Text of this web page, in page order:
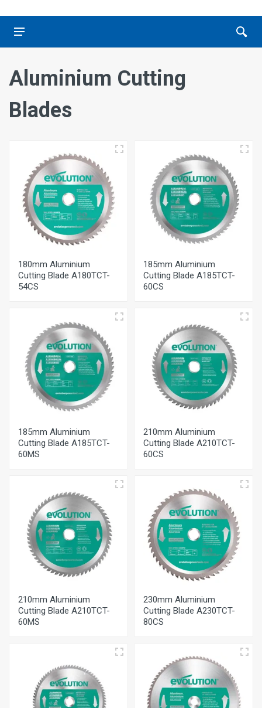
Aluminium Cutting
Blades
180mm Aluminium
Cutting Blade A180TCT-
54CS
185mm Aluminium
Cutting Blade A185TCT-
60CS
185mm Aluminium
Cutting Blade A185TCT-
60MS
210mm Aluminium
Cutting Blade A210TCT-
60CS
210mm Aluminium
Cutting Blade A210TCT-
60MS
230mm Aluminium
Cutting Blade A230TCT-
80CS